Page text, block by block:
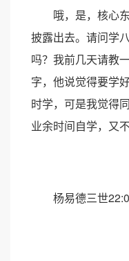
哦，是，核心东
披露出去。请问学
吗？我前几天请教
字，他说觉得要学
时学，可是我觉得
业余时间自学，又
杨易德三世